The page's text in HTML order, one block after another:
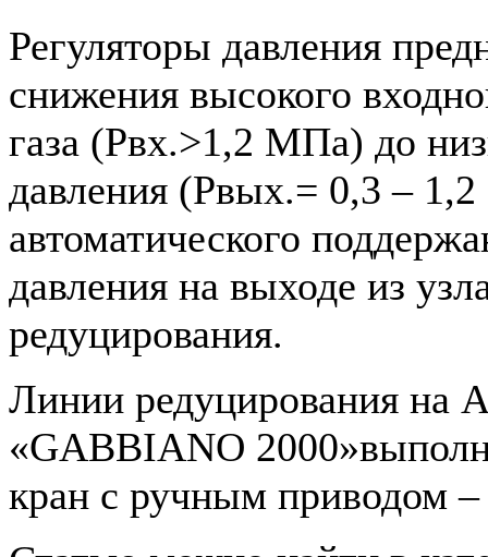
Регуляторы давления
снижения высокого
газа (Рвх.>1,2 МПа) до
давления (Рвых.= 0,3 –
автоматического
давления на выходе из
редуцирования.
Линии редуцирования на
«GABBIANO
кран с ручным приводом